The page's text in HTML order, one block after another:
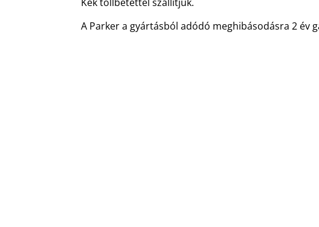
A Parker a gyártásból adódó meghibásodásra 2 év